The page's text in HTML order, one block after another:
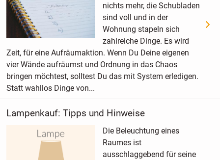
nichts mehr, die Schubladen
sind voll und in der
Wohnung stapeln sich
zahlreiche Dinge. Es wird
Zeit, für eine Aufräumaktion. Wenn Du Deine eigenen
vier Wände aufräumst und Ordnung in das Chaos
bringen möchtest, solltest Du das mit System erledigen.
Statt wahllos Dinge von...
Lampenkauf: Tipps und Hinweise
Die Beleuchtung eines
Raumes ist
ausschlaggebend für seine